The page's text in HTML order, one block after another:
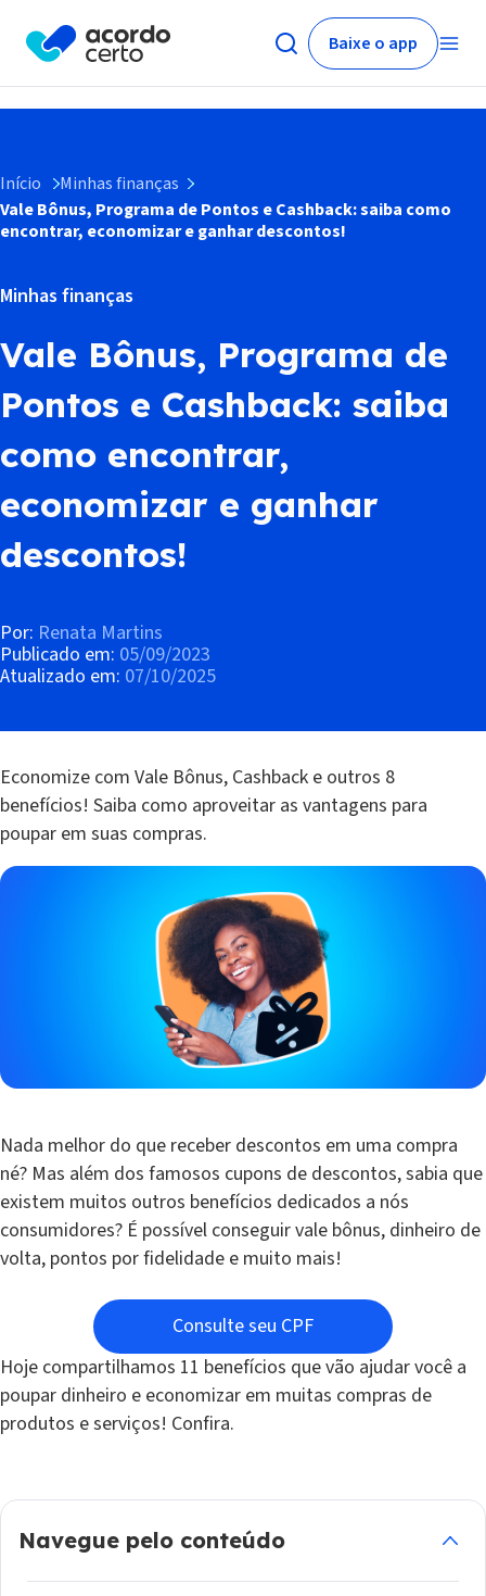
Baixe o app
Início
Minhas finanças
Vale Bônus, Programa de Pontos e Cashback: saiba como
encontrar, economizar e ganhar descontos!
Minhas finanças
Vale Bônus, Programa de
Pontos e Cashback: saiba
como encontrar,
economizar e ganhar
descontos!
Por: Renata Martins
Publicado em: 05/09/2023
Atualizado em: 07/10/2025
Economize com Vale Bônus, Cashback e outros 8
benefícios! Saiba como aproveitar as vantagens para
poupar em suas compras.
Nada melhor do que receber descontos em uma compra
né? Mas além dos famosos cupons de descontos, sabia que
existem muitos outros benefícios dedicados a nós
consumidores? É possível conseguir vale bônus, dinheiro de
volta, pontos por fidelidade e muito mais!
Consulte seu CPF
Hoje compartilhamos 11 benefícios que vão ajudar você a
poupar dinheiro e economizar em muitas compras de
produtos e serviços! Confira.
Navegue pelo conteúdo